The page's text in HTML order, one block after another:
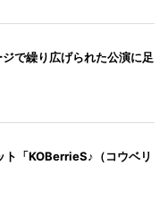
で繰り広げられた公演に足
ト「KOBerrieS♪（コウベリ